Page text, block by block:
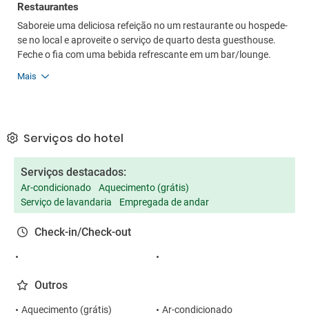
Restaurantes
Saboreie uma deliciosa refeição no um restaurante ou hospede-
se no local e aproveite o serviço de quarto desta guesthouse.
Feche o fia com uma bebida refrescante em um bar/lounge.
Mais
Serviços do hotel
Serviços destacados:
Ar-condicionado
Aquecimento (grátis)
Serviço de lavandaria
Empregada de andar
Check-in/Check-out
Outros
Aquecimento (grátis) Ar-condicionado